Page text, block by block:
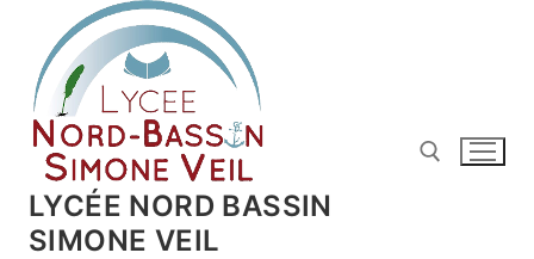
contenu
LYCÉE NORD BASSIN
SIMONE VEIL